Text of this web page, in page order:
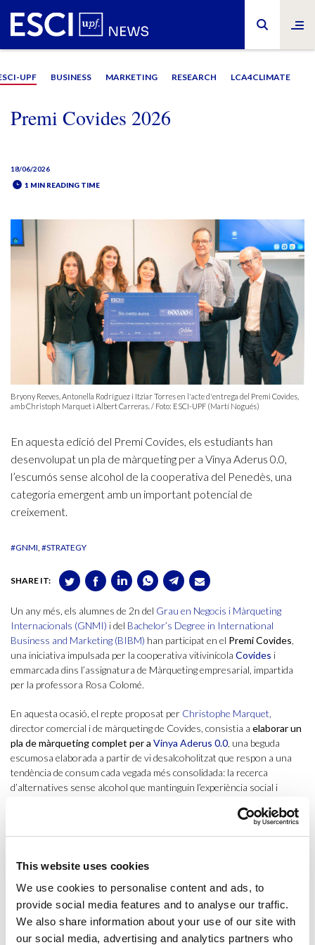
This website uses cookies
We use cookies to personalise content and ads, to
provide social media features and to analyse our traffic.
We also share information about your use of our site with
our social media, advertising and analytics partners who
UPF BUSINESS MARKETING RESEARCH LCA4CLIMATE
Premi Covides 2026
18/06/2026
1 MIN READING TIME
Bryony Reeves, Antonella Rodríguez i Itziar Torres en l'acte d'entrega del Premi Covides,
amb Christoph Marquet i Albert Carreras. / Foto: ESCI-UPF (Martí Nogués)
En aquesta edició del Premi Covides, els estudiants han
desenvolupat un pla de màrqueting per a Vinya Aderus 0.0,
l’escumós sense alcohol de la cooperativa del Penedès, una
categoria emergent amb un important potencial de
creixement.
#GNMI #STRATEGY
SHARE IT:
Un any més, els alumnes de 2n del Grau en Negocis i Màrqueting
Internacionals (GNMI) i del Bachelor’s Degree in International
Business and Marketing (BIBM) han participat en el Premi Covides,
una iniciativa impulsada per la cooperativa vitivinícola Covides i
emmarcada dins l’assignatura de Màrqueting empresarial, impartida
per la professora Rosa Colomé.
En aquesta ocasió, el repte proposat per Christophe Marquet,
director comercial i de màrqueting de Covides, consistia a elaborar un
pla de màrqueting complet per a Vinya Aderus 0.0, una beguda
escumosa elaborada a partir de vi desalcoholitzat que respon a una
tendència de consum cada vegada més consolidada: la recerca
d’alternatives sense alcohol que mantinguin l’experiència social i
posicionament i desenvolupar una proposta de valor diferenciada,
El repte ha permès als estudiants treballar amb una problemàtica real
d’empresa i acostar-se als reptes actuals del sector vitivinícola. Entre
aquests, destaca l’aparició de noves categories de producte vinculades